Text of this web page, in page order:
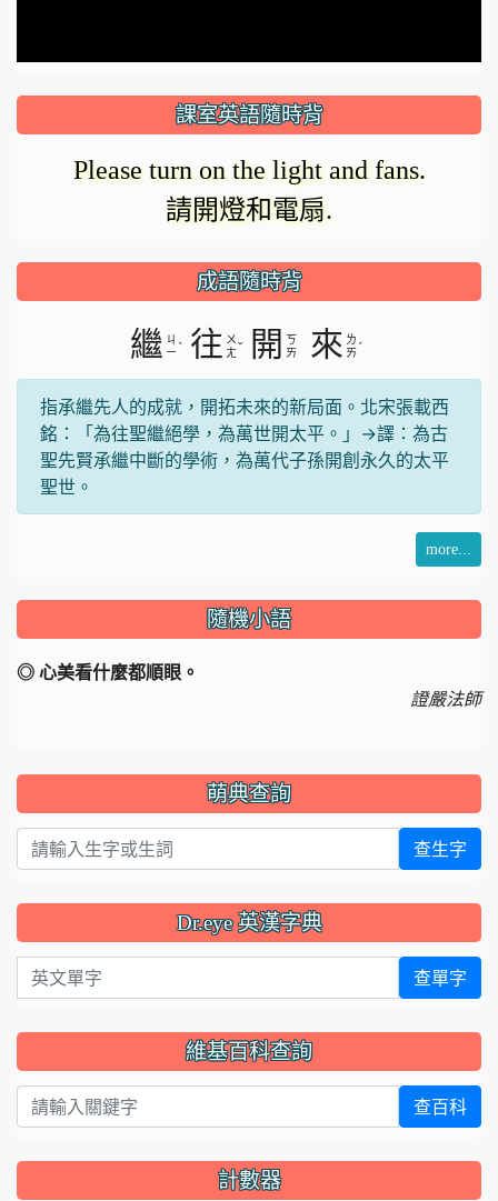
課室英語隨時背
Please turn on the light and fans.
請開燈和電扇.
成語隨時背
繼 ㄐ
ㄧ ˋ 往 ㄨ
ㄤˇ 開 ㄎ
ㄞ
來 ㄌ
ㄞˊ
指承繼先人的成就，開拓未來的新局面。北宋張載西
銘：「為往聖繼絕學，為萬世開太平。」→譯：為古
聖先賢承繼中斷的學術，為萬代子孫開創永久的太平
聖世。
more...
隨機小語
◎ 心美看什麼都順眼。
證嚴法師
萌典查詢
查生字
Dr.eye 英漢字典
英文單字 查單字
維基百科查詢
查百科
計數器